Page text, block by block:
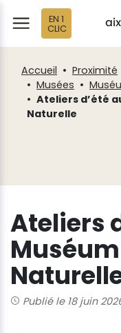
EN 1
CLIC
Accueil Proximité
Musées
Ateliers d’été
Naturelle
Ateliers
Publié le 18 juin
Fenêtre
de
chat
Panneau de gestion